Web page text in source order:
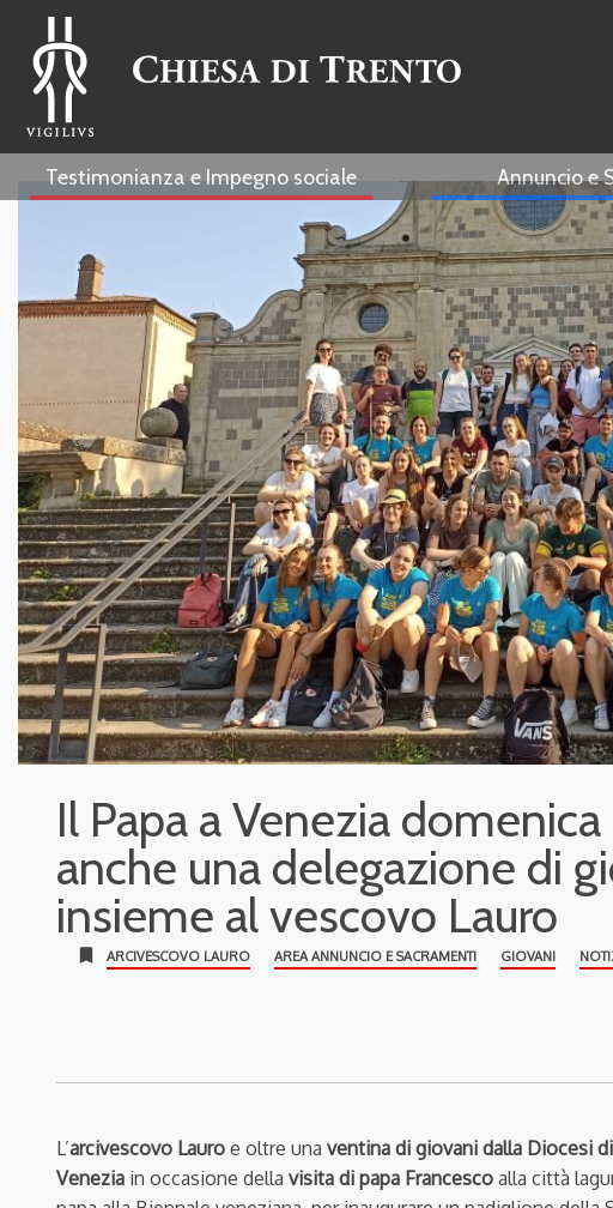
Testimonianza e Impegno sociale Annuncio e
Il Papa a Venezia
anche una delegazione di
insieme al vescovo Lauro
bookmark ARCIVESCOVO LAURO AREA ANNUNCIO E SACRAMENTI GIOVANI
L’arcivescovo Lauro e oltre una ventina di giovani dalla Diocesi
Venezia in occasione della visita di papa Francesco alla città